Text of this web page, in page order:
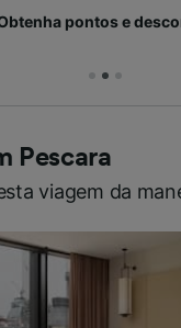
pontos e
Pescara
viagem da